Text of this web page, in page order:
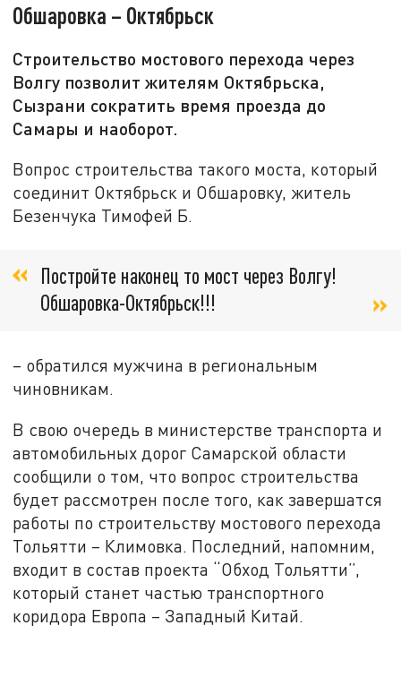
Обшаровка – Октябрьск
Строительство мостового перехода через
Волгу позволит жителям Октябрьска,
Сызрани сократить время проезда до
Самары и наоборот.
Вопрос строительства такого моста, который
соединит Октябрьск и Обшаровку, житель
Безенчука Тимофей Б.
Постройте наконец то мост через Волгу!
Обшаровка-Октябрьск!!!
– обратился мужчина в региональным
чиновникам.
В свою очередь в министерстве транспорта и
автомобильных дорог Самарской области
сообщили о том, что вопрос строительства
будет рассмотрен после того, как завершатся
работы по строительству мостового перехода
Тольятти – Климовка. Последний, напомним,
входит в состав проекта “Обход Тольятти”,
который станет частью транспортного
коридора Европа – Западный Китай.